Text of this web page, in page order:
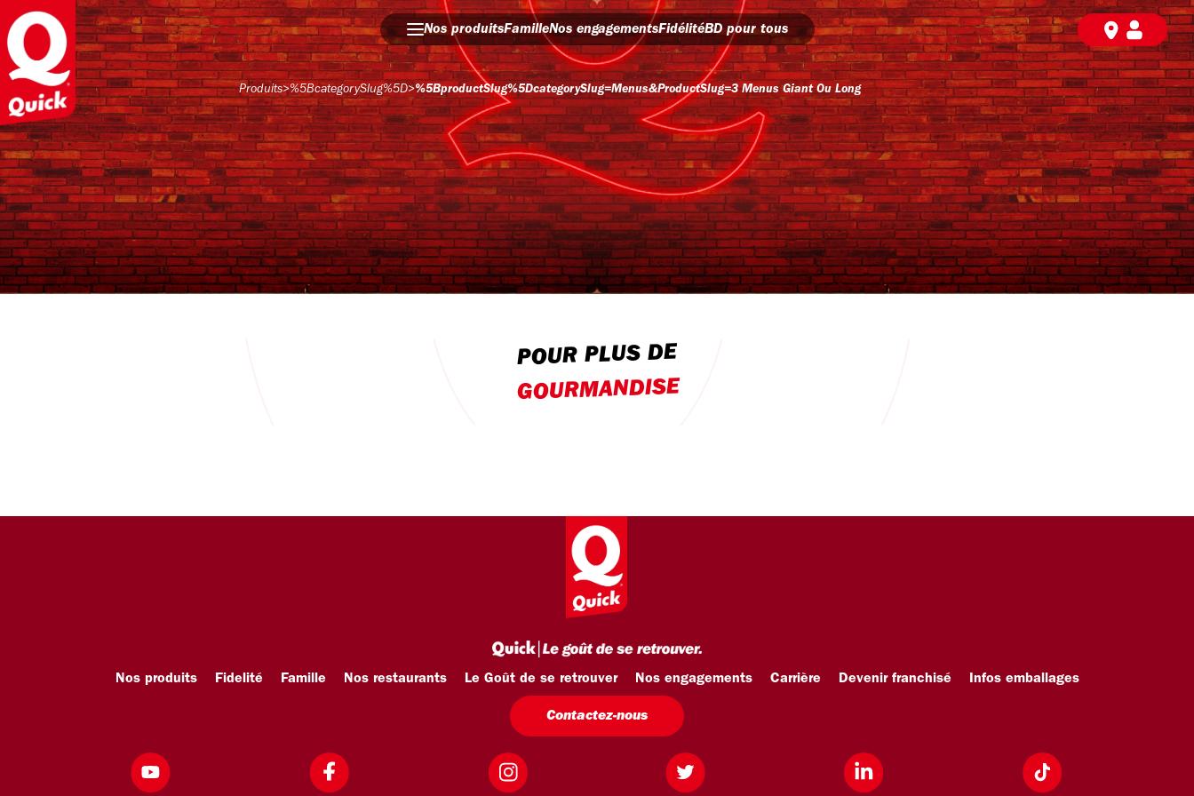
Nos produitsFamilleNos engagementsFidélitéBD pour tous
Produits>%5BcategorySlug%5D>%5BproductSlug%5DcategorySlug=menus&productSlug=3 Menus Giant Ou Long
POUR PLUS DE
GOURMANDISE
Nos produits Fidelité Famille Nos restaurants Le Goût de se retrouver Nos engagements Carrière Devenir franchisé Infos emballages
Contactez-nous